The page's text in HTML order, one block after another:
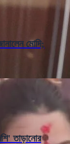
মোদি;
তাড়ানোর